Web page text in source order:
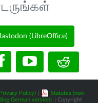
(LibreOffice)
Policy)
Statutes (non-
German version)
| Copyright